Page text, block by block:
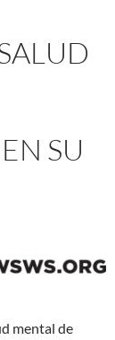
SU
mental de